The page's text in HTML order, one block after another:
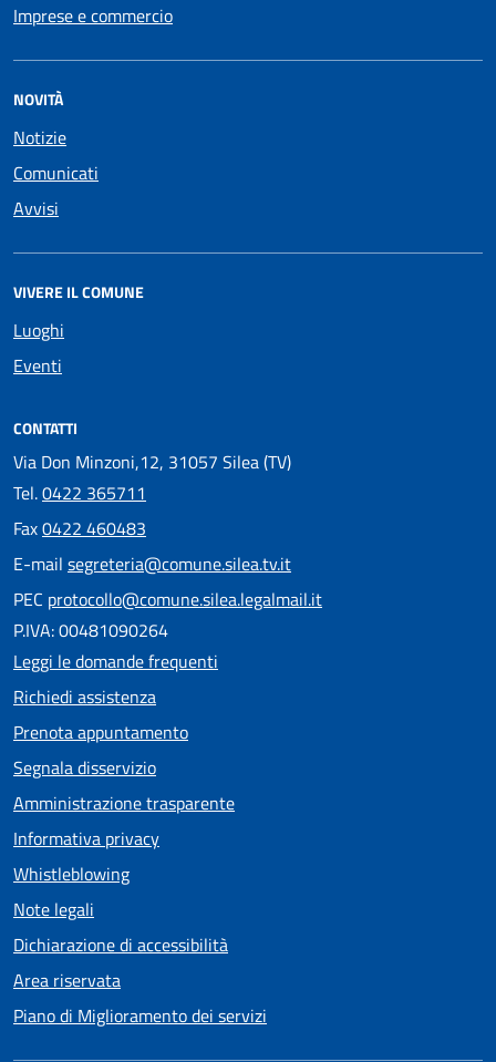
Imprese e commercio
NOVITÀ
Notizie
Comunicati
Avvisi
VIVERE IL COMUNE
Luoghi
Eventi
CONTATTI
Via Don Minzoni,12, 31057 Silea (TV)
Tel.0422 365711
Fax0422 460483
E-mail segreteria@comune.silea.tv.it
PEC protocollo@comune.silea.legalmail.it
P.IVA: 00481090264
Leggi le domande frequenti
Richiedi assistenza
Prenota appuntamento
Segnala disservizio
Amministrazione trasparente
Informativa privacy
Whistleblowing
Note legali
Dichiarazione di accessibilità
Area riservata
Piano di Miglioramento dei servizi